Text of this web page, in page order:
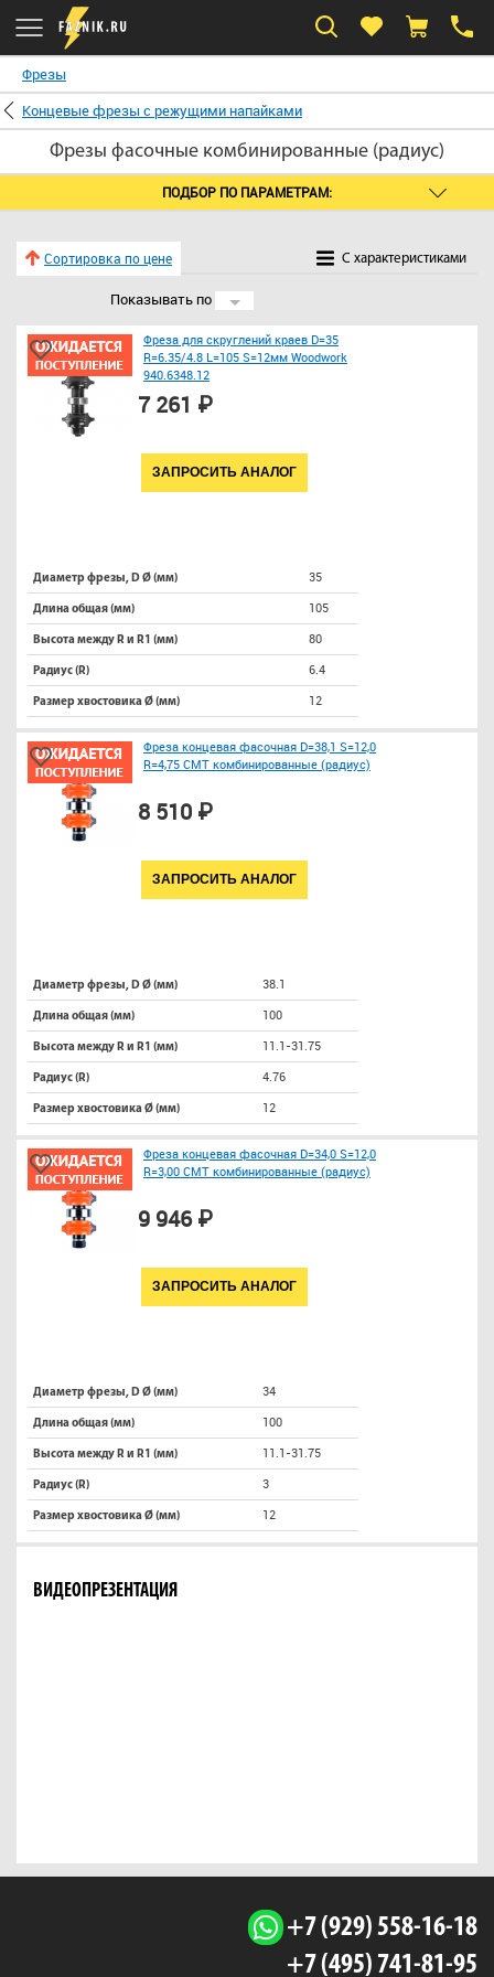
Фрезы
Концевые фрезы с режущими напайками
Фрезы фасочные комбинированные (радиус)
ПОДБОР ПО ПАРАМЕТРАМ:
Сортировка по цене C характеристиками
Показывать по 24
Фреза для скруглений краев D=35
R=6.35/4.8 L=105 S=12мм Woodwork
940.6348.12
7 261 ₽
ЗАПРОСИТЬ АНАЛОГ
Диаметр фрезы, D Ø (мм) 35
Длина общая (мм) 105
Высота между R и R1 (мм) 80
Радиус (R) 6.4
Размер хвостовика Ø (мм) 12
Фреза концевая фасочная D=38,1 S=12,0
R=4,75 CMT комбинированные (радиус)
8 510 ₽
ЗАПРОСИТЬ АНАЛОГ
Диаметр фрезы, D Ø (мм) 38.1
Длина общая (мм) 100
Высота между R и R1 (мм) 11.1-31.75
Радиус (R) 4.76
Размер хвостовика Ø (мм) 12
Фреза концевая фасочная D=34,0 S=12,0
R=3,00 CMT комбинированные (радиус)
9 946 ₽
ЗАПРОСИТЬ АНАЛОГ
Диаметр фрезы, D Ø (мм) 34
Длина общая (мм) 100
Высота между R и R1 (мм) 11.1-31.75
Радиус (R) 3
Размер хвостовика Ø (мм) 12
ВИДЕОПРЕЗЕНТАЦИЯ
+7 (929) 558-16-18
+7 (495) 741-81-95